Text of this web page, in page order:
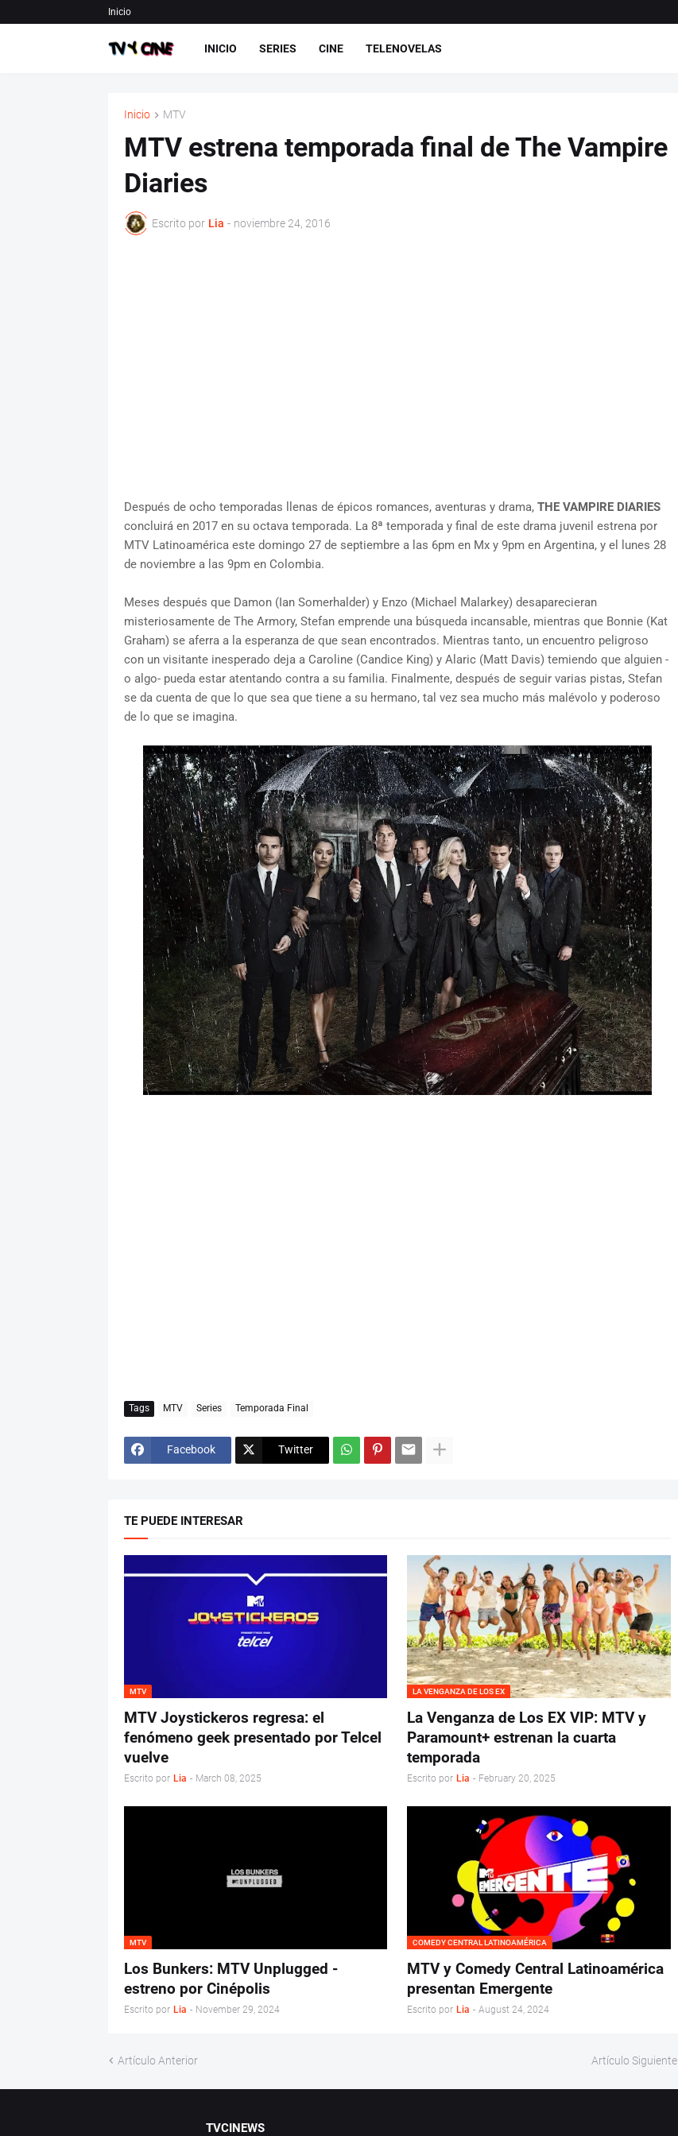
Inicio
INICIO SERIES CINE TELENOVELAS
Inicio MTV
MTV estrena temporada final de The Vampire
Diaries
Escrito por Lia - noviembre 24, 2016
Después de ocho temporadas llenas de épicos romances, aventuras y drama, THE VAMPIRE DIARIES
concluirá en 2017 en su octava temporada. La 8ª temporada y final de este drama juvenil estrena por
MTV Latinoamérica este domingo 27 de septiembre a las 6pm en Mx y 9pm en Argentina, y el lunes 28
de noviembre a las 9pm en Colombia.
Meses después que Damon (Ian Somerhalder) y Enzo (Michael Malarkey) desaparecieran
misteriosamente de The Armory, Stefan emprende una búsqueda incansable, mientras que Bonnie (Kat
Graham) se aferra a la esperanza de que sean encontrados. Mientras tanto, un encuentro peligroso
con un visitante inesperado deja a Caroline (Candice King) y Alaric (Matt Davis) temiendo que alguien -
o algo- pueda estar atentando contra a su familia. Finalmente, después de seguir varias pistas, Stefan
se da cuenta de que lo que sea que tiene a su hermano, tal vez sea mucho más malévolo y poderoso
de lo que se imagina.
Tags MTV Series Temporada Final
Facebook Twitter
TE PUEDE INTERESAR
MTV
MTV Joystickeros regresa: el
fenómeno geek presentado por Telcel
vuelve
Escrito por Lia - March 08, 2025
LA VENGANZA DE LOS EX
La Venganza de Los EX VIP: MTV y
Paramount+ estrenan la cuarta
temporada
Escrito por Lia - February 20, 2025
MTV
Los Bunkers: MTV Unplugged -
estreno por Cinépolis
Escrito por Lia - November 29, 2024
COMEDY CENTRAL LATINOAMÉRICA
MTV y Comedy Central Latinoamérica
presentan Emergente
Escrito por Lia - August 24, 2024
Artículo Anterior Artículo Siguiente
TVCINEWS